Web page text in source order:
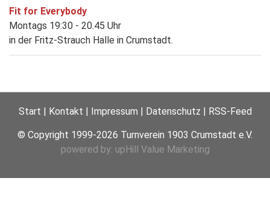
Fit for Everybody
Montags 19:30 - 20.45 Uhr
in der Fritz-Strauch Halle in Crumstadt.
Start Kontakt Impressum Datenschutz RSS-Feed
© Copyright 1999-2026 Turnverein 1903 Crumstadt e.V.
powered by: upHill Value Marketing